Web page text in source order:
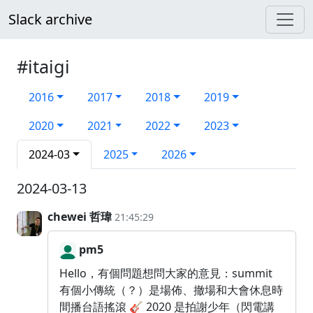
Slack archive
#itaigi
2016 2017 2018
2019
2020
2021 2022
2023
2024-03
2025 2026
2024-03-13
chewei 哲瑋 21:45:29
pm5
Hello，有個問題想問大家的意見：summit
有個小傳統（？）是場佈、撤場和大會休息時
間播台語搖滾 🎸 2020 是拍謝少年（閃電講